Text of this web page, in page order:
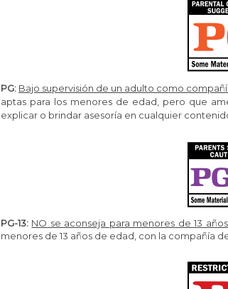
PG: Bajo supervisión de un adulto como
aptas para los menores de edad, pero que
explicar o brindar asesoría en cualquier
PG-13: NO se aconseja para menores de 13
menores de 13 años de edad, con la compañía